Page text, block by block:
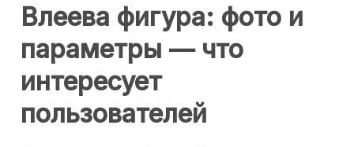
Влеева фигура: фото и
параметры — что
интересует
пользователей